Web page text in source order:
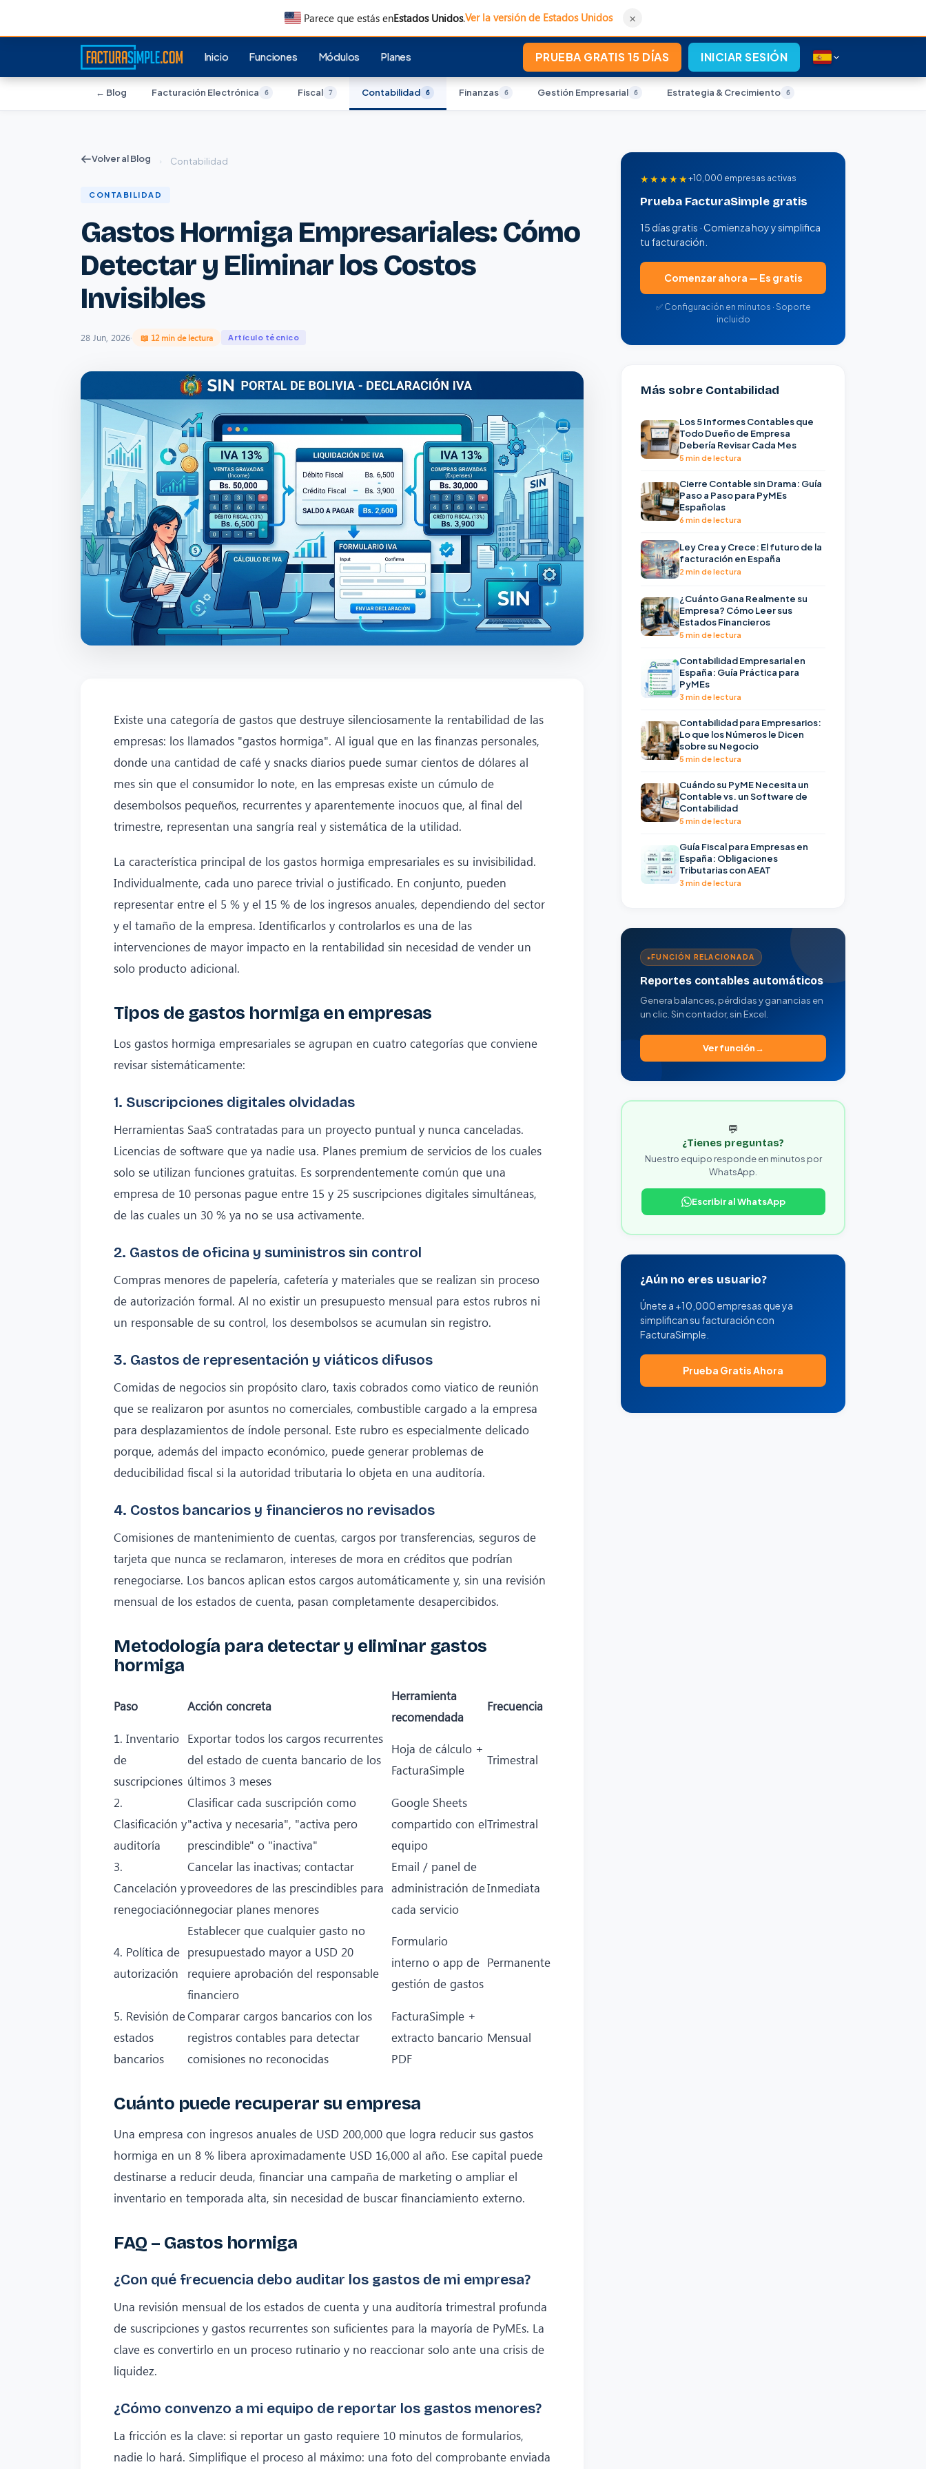
Parece que estás enEstados Unidos.Ver la versión de Estados Unidos ×
Inicio Funciones Módulos Planes PRUEBA GRATIS 15 DÍAS INICIAR SESIÓN
← Blog Facturación Electrónica 6 Fiscal 7 Contabilidad 6 Finanzas 6 Gestión Empresarial 6 Estrategia & Crecimiento 6
Volver al Blog › Contabilidad
CONTABILIDAD
Gastos Hormiga Empresariales: Cómo
Detectar y Eliminar los Costos
Invisibles
28 Jun, 2026· 📖 12 min de lectura Artículo técnico
Existe una categoría de gastos que destruye silenciosamente la rentabilidad de las
empresas: los llamados "gastos hormiga". Al igual que en las finanzas personales,
donde una cantidad de café y snacks diarios puede sumar cientos de dólares al
mes sin que el consumidor lo note, en las empresas existe un cúmulo de
desembolsos pequeños, recurrentes y aparentemente inocuos que, al final del
trimestre, representan una sangría real y sistemática de la utilidad.
La característica principal de los gastos hormiga empresariales es su invisibilidad.
Individualmente, cada uno parece trivial o justificado. En conjunto, pueden
representar entre el 5 % y el 15 % de los ingresos anuales, dependiendo del sector
y el tamaño de la empresa. Identificarlos y controlarlos es una de las
intervenciones de mayor impacto en la rentabilidad sin necesidad de vender un
solo producto adicional.
Tipos de gastos hormiga en empresas
Los gastos hormiga empresariales se agrupan en cuatro categorías que conviene
revisar sistemáticamente:
1. Suscripciones digitales olvidadas
Herramientas SaaS contratadas para un proyecto puntual y nunca canceladas.
Licencias de software que ya nadie usa. Planes premium de servicios de los cuales
solo se utilizan funciones gratuitas. Es sorprendentemente común que una
empresa de 10 personas pague entre 15 y 25 suscripciones digitales simultáneas,
de las cuales un 30 % ya no se usa activamente.
2. Gastos de oficina y suministros sin control
Compras menores de papelería, cafetería y materiales que se realizan sin proceso
de autorización formal. Al no existir un presupuesto mensual para estos rubros ni
un responsable de su control, los desembolsos se acumulan sin registro.
3. Gastos de representación y viáticos difusos
Comidas de negocios sin propósito claro, taxis cobrados como viatico de reunión
que se realizaron por asuntos no comerciales, combustible cargado a la empresa
para desplazamientos de índole personal. Este rubro es especialmente delicado
porque, además del impacto económico, puede generar problemas de
deducibilidad fiscal si la autoridad tributaria lo objeta en una auditoría.
4. Costos bancarios y financieros no revisados
Comisiones de mantenimiento de cuentas, cargos por transferencias, seguros de
tarjeta que nunca se reclamaron, intereses de mora en créditos que podrían
renegociarse. Los bancos aplican estos cargos automáticamente y, sin una revisión
mensual de los estados de cuenta, pasan completamente desapercibidos.
Metodología para detectar y eliminar gastos
hormiga
Paso Acción concreta
Herramienta
recomendada
Frecuencia
1. Inventario
de
suscripciones
Exportar todos los cargos recurrentes
del estado de cuenta bancario de los
últimos 3 meses
Hoja de cálculo +
FacturaSimple
Trimestral
2.
Clasificación y
auditoría
Clasificar cada suscripción como
"activa y necesaria", "activa pero
prescindible" o "inactiva"
Google Sheets
compartido con el
equipo
Trimestral
3.
Cancelación y
renegociación
Cancelar las inactivas; contactar
proveedores de las prescindibles para
negociar planes menores
Email / panel de
administración de
cada servicio
Inmediata
4. Política de
autorización
Establecer que cualquier gasto no
presupuestado mayor a USD 20
requiere aprobación del responsable
financiero
Formulario
interno o app de
gestión de gastos
Permanente
5. Revisión de
estados
bancarios
Comparar cargos bancarios con los
registros contables para detectar
comisiones no reconocidas
FacturaSimple +
extracto bancario
PDF
Mensual
Cuánto puede recuperar su empresa
Una empresa con ingresos anuales de USD 200,000 que logra reducir sus gastos
hormiga en un 8 % libera aproximadamente USD 16,000 al año. Ese capital puede
destinarse a reducir deuda, financiar una campaña de marketing o ampliar el
inventario en temporada alta, sin necesidad de buscar financiamiento externo.
FAQ – Gastos hormiga
¿Con qué frecuencia debo auditar los gastos de mi empresa?
Una revisión mensual de los estados de cuenta y una auditoría trimestral profunda
de suscripciones y gastos recurrentes son suficientes para la mayoría de PyMEs. La
clave es convertirlo en un proceso rutinario y no reaccionar solo ante una crisis de
liquidez.
¿Cómo convenzo a mi equipo de reportar los gastos menores?
La fricción es la clave: si reportar un gasto requiere 10 minutos de formularios,
nadie lo hará. Simplifique el proceso al máximo: una foto del comprobante enviada
★★★★★+10,000 empresas activas
Prueba FacturaSimple gratis
15 días gratis · Comienza hoy y simplifica
tu facturación.
Comenzar ahora — Es gratis
✅ Configuración en minutos · Soporte
incluido
Más sobre Contabilidad
Los 5 Informes Contables que
Todo Dueño de Empresa
Debería Revisar Cada Mes
5 min de lectura
Cierre Contable sin Drama: Guía
Paso a Paso para PyMEs
Españolas
6 min de lectura
Ley Crea y Crece: El futuro de la
facturación en España
2 min de lectura
¿Cuánto Gana Realmente su
Empresa? Cómo Leer sus
Estados Financieros
5 min de lectura
Contabilidad Empresarial en
España: Guía Práctica para
PyMEs
3 min de lectura
Contabilidad para Empresarios:
Lo que los Números le Dicen
sobre su Negocio
5 min de lectura
Cuándo su PyME Necesita un
Contable vs. un Software de
Contabilidad
5 min de lectura
Guía Fiscal para Empresas en
España: Obligaciones
Tributarias con AEAT
3 min de lectura
FUNCIÓN RELACIONADA
Reportes contables automáticos
Genera balances, pérdidas y ganancias en
un clic. Sin contador, sin Excel.
Ver función
💬
¿Tienes preguntas?
Nuestro equipo responde en minutos por
WhatsApp.
Escribir al WhatsApp
¿Aún no eres usuario?
Únete a +10,000 empresas que ya
simplifican su facturación con
FacturaSimple.
Prueba Gratis Ahora